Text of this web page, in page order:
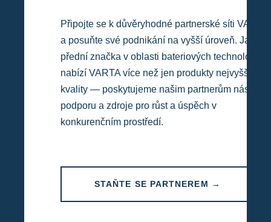
Připojte se k důvěryhodné partnerské síti VARTA
a posuňte své podnikání na vyšší úroveň. Jako
přední značka v oblasti bateriových technologií
nabízí VARTA více než jen produkty nejvyšší
kvality — poskytujeme našim partnerům nástroje,
podporu a zdroje pro růst a úspěch v
konkurenčním prostředí.
STAŇTE SE PARTNEREM →